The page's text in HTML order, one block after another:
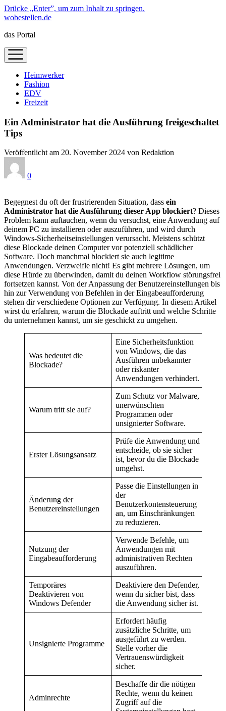
Drücke „Enter”, um zum Inhalt zu springen.
wobestellen.de
das Portal
Menü
öffnen
Heimwerker
Fashion
EDV
Freizeit
Ein Administrator hat die Ausführung freigeschaltet
Tips
Veröffentlicht am 20. November 2024 von Redaktion
0
Begegnest du oft der frustrierenden Situation, dass ein
Administrator hat die Ausführung dieser App blockiert? Dieses
Problem kann auftauchen, wenn du versuchst, eine Anwendung auf
deinem PC zu installieren oder auszuführen, und wird durch
Windows-Sicherheitseinstellungen verursacht. Meistens schützt
diese Blockade deinen Computer vor potenziell schädlicher
Software. Doch manchmal blockiert sie auch legitime
Anwendungen. Verzweifle nicht! Es gibt mehrere Lösungen, um
diese Hürde zu überwinden, damit du deinen Workflow störungsfrei
fortsetzen kannst. Von der Anpassung der Benutzereinstellungen bis
hin zur Verwendung von Befehlen in der Eingabeaufforderung
stehen dir verschiedene Optionen zur Verfügung. In diesem Artikel
wirst du erfahren, warum die Blockade auftritt und welche Schritte
du unternehmen kannst, um sie geschickt zu umgehen.
Was bedeutet die
Blockade?
Eine Sicherheitsfunktion
von Windows, die das
Ausführen unbekannter
oder riskanter
Anwendungen verhindert.
Warum tritt sie auf?
Zum Schutz vor Malware,
unerwünschten
Programmen oder
unsignierter Software.
Erster Lösungsansatz
Prüfe die Anwendung und
entscheide, ob sie sicher
ist, bevor du die Blockade
umgehst.
Änderung der
Benutzereinstellungen
Passe die Einstellungen in
der
Benutzerkontensteuerung
an, um Einschränkungen
zu reduzieren.
Nutzung der
Eingabeaufforderung
Verwende Befehle, um
Anwendungen mit
administrativen Rechten
auszuführen.
Temporäres
Deaktivieren von
Windows Defender
Deaktiviere den Defender,
wenn du sicher bist, dass
die Anwendung sicher ist.
Unsignierte Programme
Erfordert häufig
zusätzliche Schritte, um
ausgeführt zu werden.
Stelle vorher die
Vertrauenswürdigkeit
sicher.
Adminrechte
Beschaffe dir die nötigen
Rechte, wenn du keinen
Zugriff auf die